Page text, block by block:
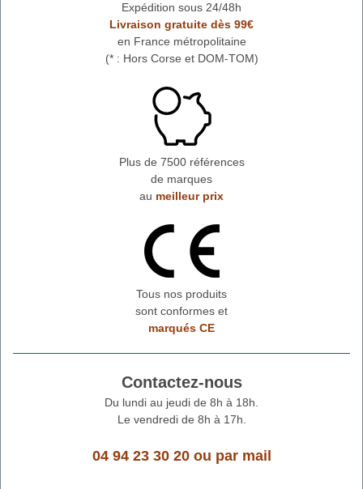
Expédition sous 24/48h
Livraison gratuite dès 99€
en France métropolitaine
(* : Hors Corse et DOM-TOM)
Plus de 7500 références
de marques
au meilleur prix
Tous nos produits
sont conformes et
marqués CE
Contactez-nous
Du lundi au jeudi de 8h à 18h.
Le vendredi de 8h à 17h.
04 94 23 30 20ou par mail